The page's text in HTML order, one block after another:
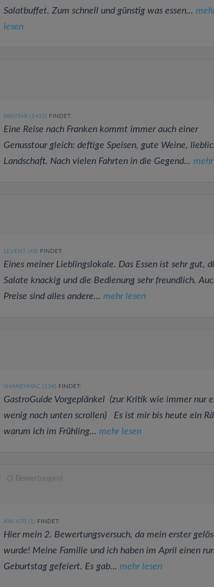
Salatbuffet. Zum schnell und günstig was essen...
lesen
MINITAR (1415) FINDET:
Eine Reise nach Franken kommt immer auch einer
Genusstour gleich: deftige Speisen, gute Weine,
Landschaft. Nach vielen Fahrten in die Gegend...
LEVENT (45) FINDET:
Eines meiner Lieblingslokale. Das Essen ist sehr gut,
Salate knackig und die Bedienung sehr freundlich.
Preise sind alles andere... mehr lesen
SHANEYMAC (134) FINDET:
GastroGuide Vorgeplänkel (zur Kritik wie immer nur
wenig nach unten scrollen) Es ist mir bis heute ein
warum ich im Frühling... mehr lesen
(3 Bewertungen)
AW-670 (1) FINDET:
Hier mein 2. Bewertungsversuch, da mein erster
wurde! Meine Familie und ich haben im April einen
Geburtstag gefeiert. Es gab... mehr lesen